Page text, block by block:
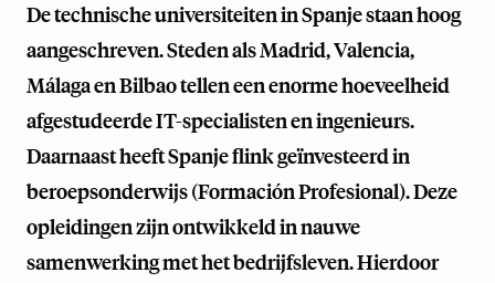
De technische universiteiten in Spanje staan hoog
aangeschreven. Steden als Madrid, Valencia,
Málaga en Bilbao tellen een enorme hoeveelheid
afgestudeerde IT-specialisten en ingenieurs.
Daarnaast heeft Spanje flink geïnvesteerd in
beroepsonderwijs (Formación Profesional). Deze
opleidingen zijn ontwikkeld in nauwe
samenwerking met het bedrijfsleven. Hierdoor